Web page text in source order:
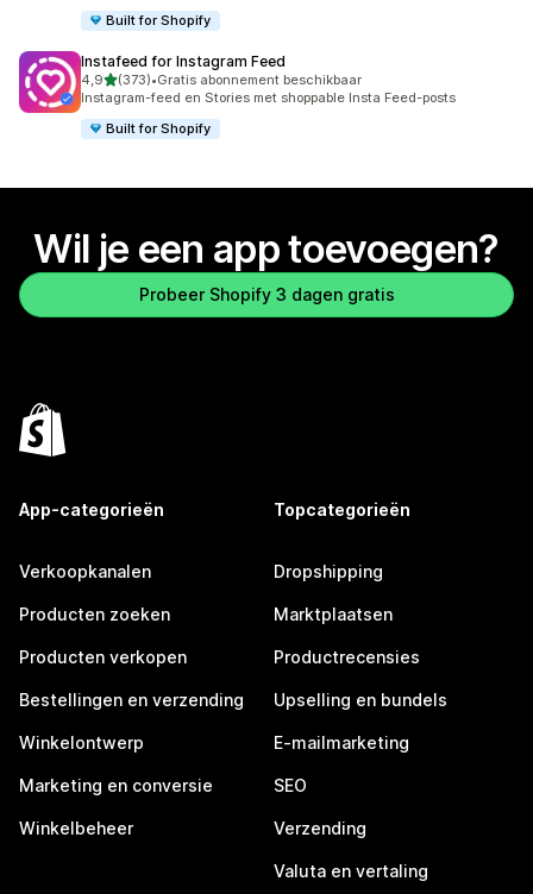
Built for Shopify
Instafeed for Instagram Feed
4,9van 5 sterren
(373)
373 recensies in totaal
•Gratis abonnement beschikbaar
Instagram-feed en Stories met shoppable Insta Feed-posts
Built for Shopify
Wil je een app toevoegen?
Probeer Shopify 3 dagen gratis
App-categorieën
Verkoopkanalen
Producten zoeken
Producten verkopen
Bestellingen en verzending
Winkelontwerp
Marketing en conversie
Winkelbeheer
Topcategorieën
Dropshipping
Marktplaatsen
Productrecensies
Upselling en bundels
E-mailmarketing
SEO
Verzending
Valuta en vertaling